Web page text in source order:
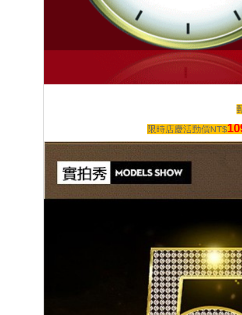
限時店慶活動價NT$